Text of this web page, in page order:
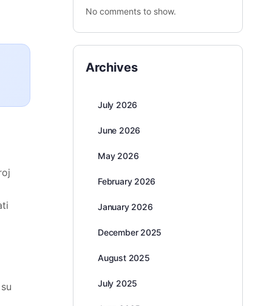
No comments to show.
Archives
July 2026
June 2026
May 2026
February 2026
January 2026
December 2025
August 2025
July 2025